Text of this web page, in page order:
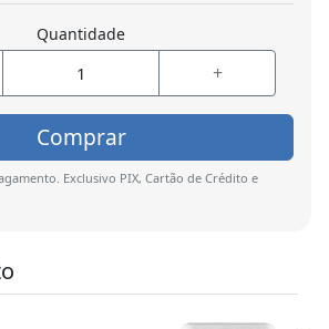
Quantidade
+
Comprar
Exclusivo PIX, Cartão de Crédito e